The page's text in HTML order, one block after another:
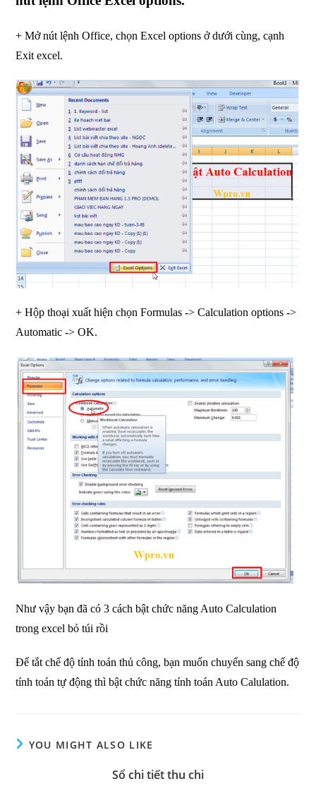
+ Mở nút lệnh Office, chọn Excel options ở dưới cùng, cạnh
Exit excel.
+ Hộp thoại xuất hiện chọn Formulas -> Calculation options ->
Automatic -> OK.
Như vậy bạn đã có 3 cách bật chức năng Auto Calculation
trong excel bỏ túi rồi
Để tắt chế độ tính toán thủ công, bạn muốn chuyển sang chế độ
tính toán tự động thì bật chức năng tính toán Auto Calulation.
YOU MIGHT ALSO LIKE
Sổ chi tiết thu chi